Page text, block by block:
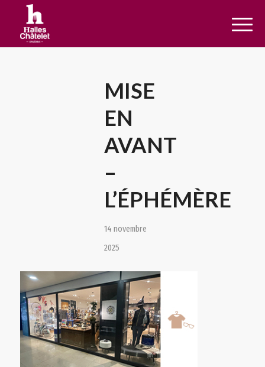
MISE
EN
AVANT
–
L’ÉPHÉMÈRE
14 novembre
2025